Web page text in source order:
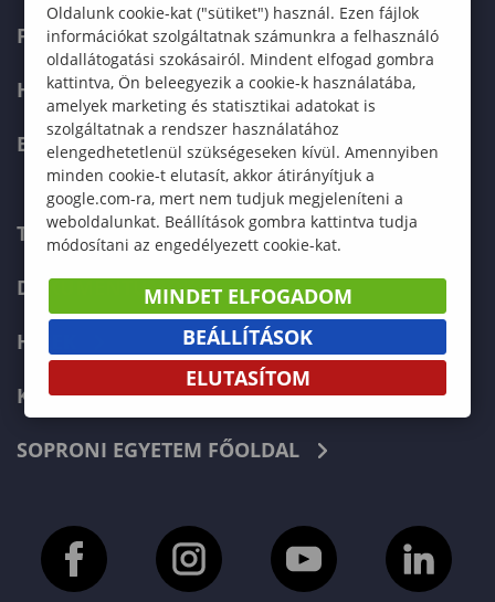
FELVÉTELIZŐKNEK
HALLGATÓKNAK
ERASMUS+
TELEFONKÖNYV
DOKUMENTUMOK
HÍREK
KAPCSOLAT
SOPRONI EGYETEM FŐOLDAL
Oldalunk cookie-kat ("sütiket") használ. Ezen fájlok
információkat szolgáltatnak számunkra a felhasználó
oldallátogatási szokásairól. Mindent elfogad gombra
kattintva, Ön beleegyezik a cookie-k használatába,
amelyek marketing és statisztikai adatokat is
szolgáltatnak a rendszer használatához
elengedhetetlenül szükségeseken kívül. Amennyiben
minden cookie-t elutasít, akkor átirányítjuk a
google.com-ra, mert nem tudjuk megjeleníteni a
weboldalunkat. Beállítások gombra kattintva tudja
módosítani az engedélyezett cookie-kat.
MINDET ELFOGADOM
BEÁLLÍTÁSOK
ELUTASÍTOM